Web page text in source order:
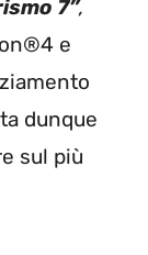
7”,
e
dunque
sul più